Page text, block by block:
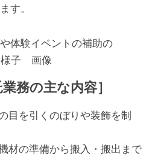
す。
務の主な内容］
目を引くのぼりや装飾を制
材の準備から搬入・搬出まで